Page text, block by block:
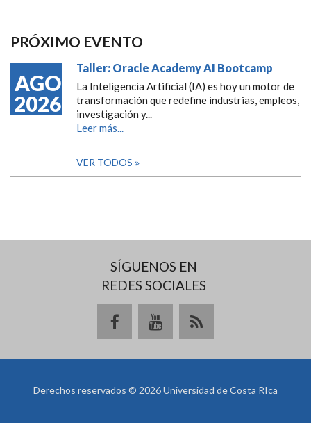
PRÓXIMO EVENTO
AGO
2026
Taller: Oracle Academy AI Bootcamp
La Inteligencia Artificial (IA) es hoy un motor de
transformación que redefine industrias, empleos,
investigación y...
Leer más...
VER TODOS
SÍGUENOS EN
REDES SOCIALES
Derechos reservados © 2026 Universidad de Costa RIca